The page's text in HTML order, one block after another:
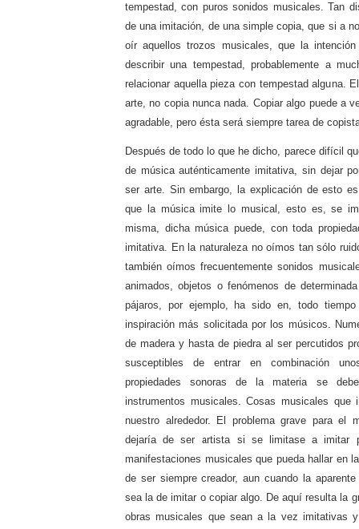
tempestad, con puros sonidos musicales. Tan
de una imitación, de una simple copia, que si a
oír aquellos trozos musicales, que la
describir una tempestad, probablemente a
relacionar aquella pieza con tempestad alguna.
arte, no copia nunca nada. Copiar algo puede a
agradable, pero ésta será siempre tarea de
Después de todo lo que he dicho, parece difícil
de música auténticamente imitativa, sin dejar
ser arte. Sin embargo, la explicación de esto
que la música imite lo musical, esto es, se
misma, dicha música puede, con toda
imitativa. En la naturaleza no oímos tan sólo
también oímos frecuentemente sonidos
animados, objetos o fenómenos de
pájaros, por ejemplo, ha sido en, todo
inspiración más solicitada por los músicos.
de madera y hasta de piedra al ser percutidos
susceptibles de entrar en combinación
propiedades sonoras de la materia se
instrumentos musicales. Cosas musicales
nuestro alrededor. El problema grave para el
dejaría de ser artista si se limitase a imitar
manifestaciones musicales que pueda hallar en
de ser siempre creador, aun cuando la
sea la de imitar o copiar algo. De aquí resulta la
obras musicales que sean a la vez imitativas